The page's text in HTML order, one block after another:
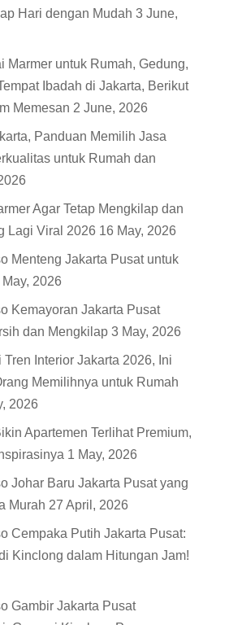
Hari dengan Mudah 3 June,
Marmer untuk Rumah, Gedung,
Ibadah di Jakarta, Berikut
Memesan 2 June, 2026
Panduan Memilih Jasa
untuk Rumah dan
Agar Tetap Mengkilap dan
Lagi Viral 2026 16 May, 2026
Menteng Jakarta Pusat untuk
May, 2026
Kemayoran Jakarta Pusat
dan Mengkilap 3 May, 2026
Interior Jakarta 2026, Ini
Memilihnya untuk Rumah
2026
Apartemen Terlihat Premium,
1 May, 2026
Johar Baru Jakarta Pusat yang
Murah 27 April, 2026
Cempaka Putih Jakarta Pusat:
Kinclong dalam Hitungan Jam!
Gambir Jakarta Pusat